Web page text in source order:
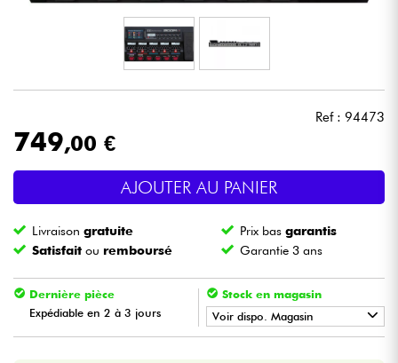
Micros & HF
Eclairage
Violons & Quatuor
Ref : 94473
749,00 €
AJOUTER AU PANIER
Livraisongratuite Prix basgarantis
Satisfait ou remboursé Garantie 3 ans
Dernière pièce
Expédiable en 2 à 3 jours
Stock en magasin
Voir dispo. Magasin